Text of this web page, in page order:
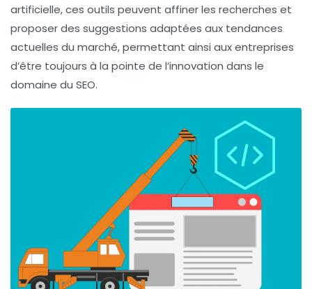
artificielle, ces outils peuvent affiner les recherches et
proposer des suggestions adaptées aux tendances
actuelles du marché, permettant ainsi aux entreprises
d’être toujours à la pointe de l’innovation dans le
domaine du SEO.